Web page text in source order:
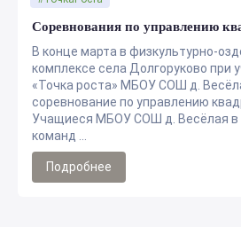
Соревнования по управлению
В конце марта в физкультурно-
комплексе села Долгоруково при
«Точка роста» МБОУ СОШ д.
соревнование по управлению
Учащиеся МБОУ СОШ д. Весёлая в
команд ...
Подробнее